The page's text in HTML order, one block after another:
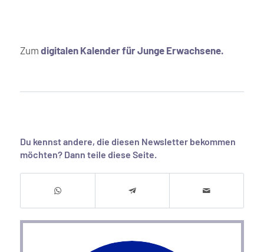
Zum digitalen Kalender für Junge Erwachsene.
Du kennst andere, die diesen Newsletter bekommen
möchten? Dann teile diese Seite.